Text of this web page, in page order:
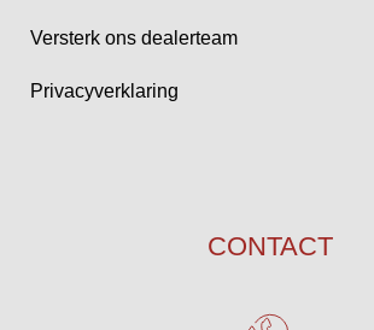
Versterk ons dealerteam
Privacyverklaring
CONTACT